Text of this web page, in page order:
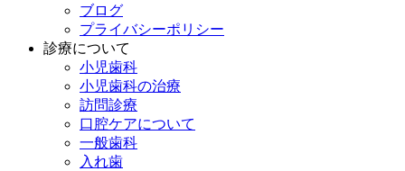
ブログ
プライバシーポリシー
診療について
小児歯科
小児歯科の治療
訪問診療
口腔ケアについて
一般歯科
入れ歯